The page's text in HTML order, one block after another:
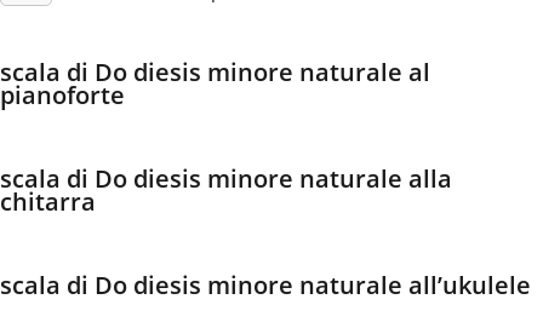
한국어
scala di Do diesis minore naturale al
pianoforte
scala di Do diesis minore naturale alla
chitarra
scala di Do diesis minore naturale all’ukulele